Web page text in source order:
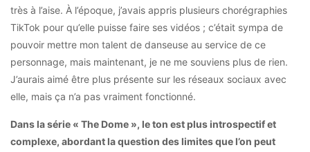
très à l’aise. À l’époque, j’avais appris plusieurs chorégraphies
TikTok pour qu’elle puisse faire ses vidéos ; c’était sympa de
pouvoir mettre mon talent de danseuse au service de ce
personnage, mais maintenant, je ne me souviens plus de rien.
J’aurais aimé être plus présente sur les réseaux sociaux avec
elle, mais ça n’a pas vraiment fonctionné.
Dans la série « The Dome », le ton est plus introspectif et
complexe, abordant la question des limites que l’on peut